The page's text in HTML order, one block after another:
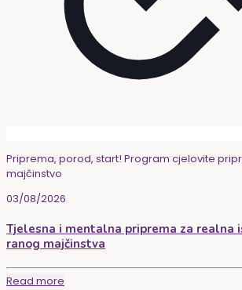
Priprema, porod, start! Program cjelovite
majčinstvo
03/08/2026
Tjelesna i mentalna priprema za realna
ranog majčinstva
Read more